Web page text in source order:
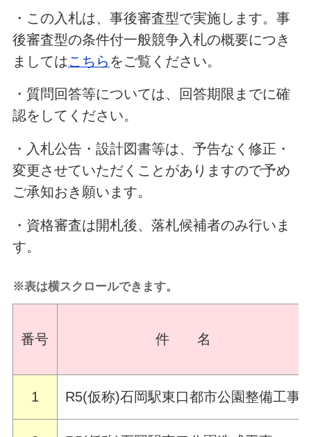
・この入札は、事後審査型で実施します。事
後審査型の条件付一般競争入札の概要につき
ましてはこちら をご覧ください。
・質問回答等については、回答期限までに確
認をしてください。
・入札公告・設計図書等は、予告なく修正・
変更させていただくことがありますので予め
ご承知おき願います。
・資格審査は開札後、落札候補者のみ行いま
す。
※表は横スクロールできます。
番号 件 名
1 R5(仮称)石岡駅東口都市公園整備工事